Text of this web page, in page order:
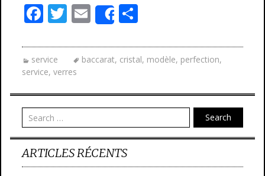
F
e
b
o
o
k
T
itt
er
E
m
ai
l
Share
ta
g
er
service baccarat, cristal, modèle, perfection,
service, verres
Search
ARTICLES RÉCENTS